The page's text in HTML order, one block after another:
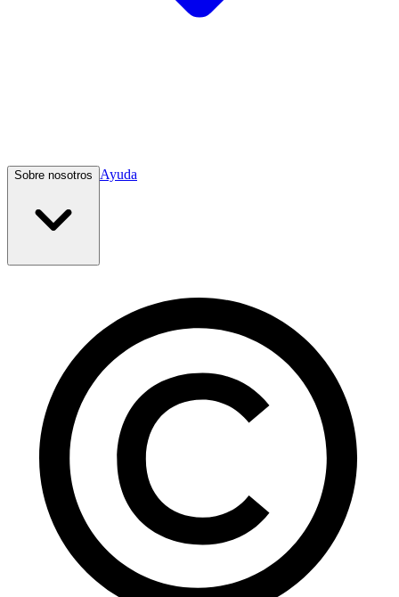
Sobre nosotros Ayuda